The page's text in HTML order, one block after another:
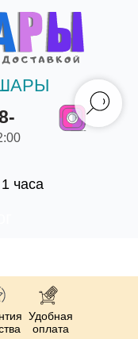
часа
Удобная
оплата